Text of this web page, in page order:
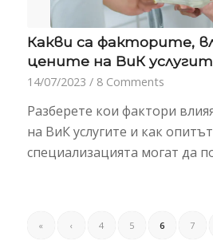
Какви са факторите,
цените на ВиК
14/07/2023 / 8 Comments
Разберете кои фактори
на ВиК услугите и как
специализацията могат да
« ‹ 4 5 6 7